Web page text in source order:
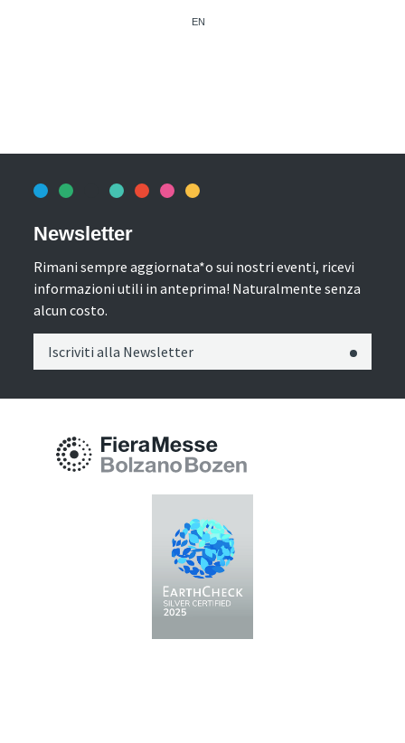
EN
Newsletter
Rimani sempre aggiornata*o sui nostri eventi, ricevi
informazioni utili in anteprima! Naturalmente senza
alcun costo.
Iscriviti alla Newsletter